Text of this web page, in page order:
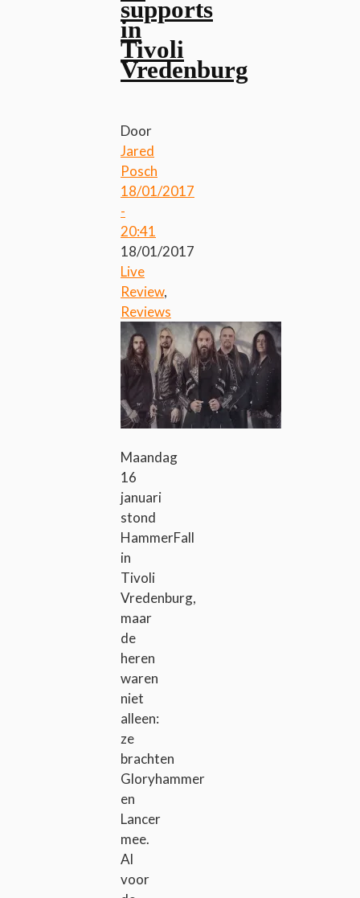
supports
in
Tivoli
Vredenburg
Door
Jared
Posch
18/01/2017
-
20:41
18/01/2017
Live
Review,
Reviews
Maandag
16
januari
stond
HammerFall
in
Tivoli
Vredenburg,
maar
de
heren
waren
niet
alleen:
ze
brachten
Gloryhammer
en
Lancer
mee.
Al
voor